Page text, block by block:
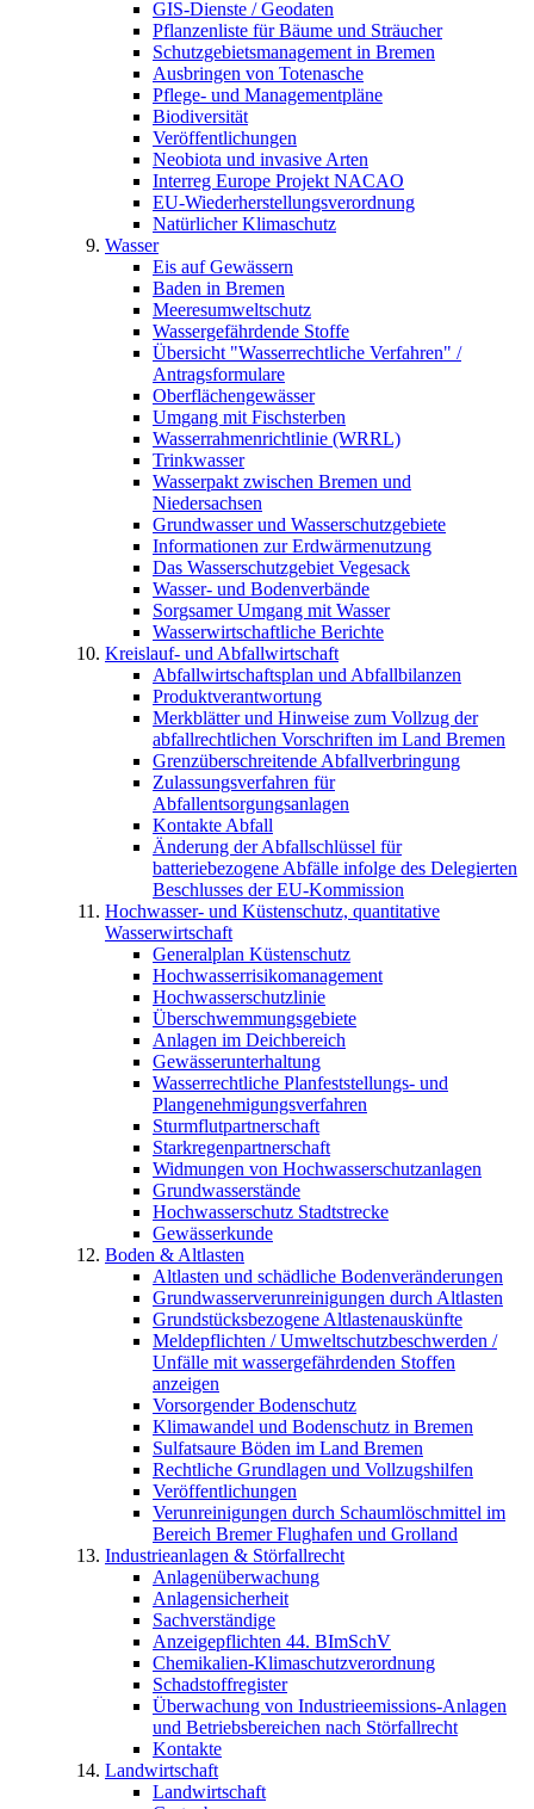
GIS-Dienste / Geodaten
Pflanzenliste für Bäume und Sträucher
Schutzgebietsmanagement in Bremen
Ausbringen von Totenasche
Pflege- und Managementpläne
Biodiversität
Veröffentlichungen
Neobiota und invasive Arten
Interreg Europe Projekt NACAO
EU-Wiederherstellungsverordnung
Natürlicher Klimaschutz
Wasser
Eis auf Gewässern
Baden in Bremen
Meeresumweltschutz
Wassergefährdende Stoffe
Übersicht "Wasserrechtliche Verfahren" /
Antragsformulare
Oberflächengewässer
Umgang mit Fischsterben
Wasserrahmenrichtlinie (WRRL)
Trinkwasser
Wasserpakt zwischen Bremen und
Niedersachsen
Grundwasser und Wasserschutzgebiete
Informationen zur Erdwärmenutzung
Das Wasserschutzgebiet Vegesack
Wasser- und Bodenverbände
Sorgsamer Umgang mit Wasser
Wasserwirtschaftliche Berichte
Kreislauf- und Abfallwirtschaft
Abfallwirtschaftsplan und Abfallbilanzen
Produktverantwortung
Merkblätter und Hinweise zum Vollzug der
abfallrechtlichen Vorschriften im Land Bremen
Grenzüberschreitende Abfallverbringung
Zulassungsverfahren für
Abfallentsorgungsanlagen
Kontakte Abfall
Änderung der Abfallschlüssel für
batteriebezogene Abfälle infolge des Delegierten
Beschlusses der EU-Kommission
Hochwasser- und Küstenschutz, quantitative
Wasserwirtschaft
Generalplan Küstenschutz
Hochwasserrisikomanagement
Hochwasserschutzlinie
Überschwemmungsgebiete
Anlagen im Deichbereich
Gewässerunterhaltung
Wasserrechtliche Planfeststellungs- und
Plangenehmigungsverfahren
Sturmflutpartnerschaft
Starkregenpartnerschaft
Widmungen von Hochwasserschutzanlagen
Grundwasserstände
Hochwasserschutz Stadtstrecke
Gewässerkunde
Boden & Altlasten
Altlasten und schädliche Bodenveränderungen
Grundwasserverunreinigungen durch Altlasten
Grundstücksbezogene Altlastenauskünfte
Meldepflichten / Umweltschutzbeschwerden /
Unfälle mit wassergefährdenden Stoffen
anzeigen
Vorsorgender Bodenschutz
Klimawandel und Bodenschutz in Bremen
Sulfatsaure Böden im Land Bremen
Rechtliche Grundlagen und Vollzugshilfen
Veröffentlichungen
Verunreinigungen durch Schaumlöschmittel im
Bereich Bremer Flughafen und Grolland
Industrieanlagen & Störfallrecht
Anlagenüberwachung
Anlagensicherheit
Sachverständige
Anzeigepflichten 44. BImSchV
Chemikalien-Klimaschutzverordnung
Schadstoffregister
Überwachung von Industrieemissions-Anlagen
und Betriebsbereichen nach Störfallrecht
Kontakte
Landwirtschaft
Landwirtschaft